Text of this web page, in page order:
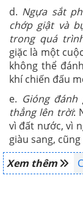
d. Ngựa sắt
chớp giật và
trong quá
giặc là một
không thể
khí chiến đấu
e. Gióng
thẳng lên trời:
vì đất nước, vì
giàu sang,
Xem thêm